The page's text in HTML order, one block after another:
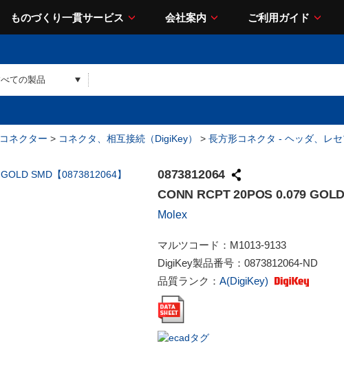
ものづくり一貫サービス 会社案内 ご利用ガイド
コネクター > コネクタ、相互接続（DigiKey） > 長方形コネクタ - ヘッダ、レ
0873812064
CONN RCPT 20POS 0.079
Molex
マルツコード： M1013-9133
DigiKey製品番号： 0873812064-ND
品質ランク： A(DigiKey)